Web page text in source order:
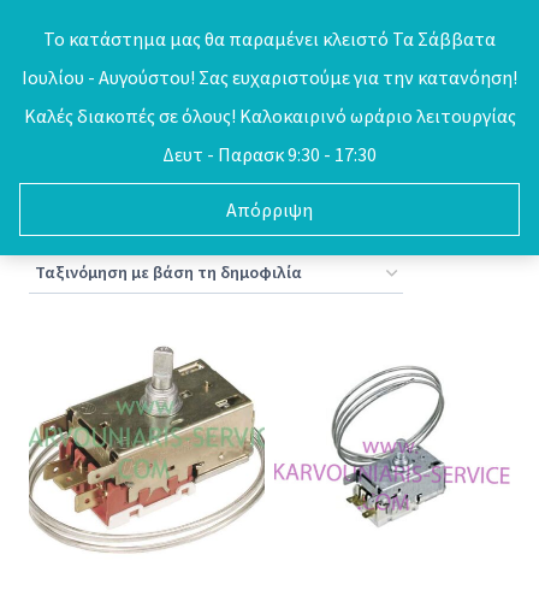
Το κατάστημα μας θα παραμένει κλειστό Τα Σάββατα
Ιουλίου - Αυγούστου! Σας ευχαριστούμε για την κατανόηση!
Καλές διακοπές σε όλους! Καλοκαιρινό ωράριο λειτουργίας
Δευτ - Παρασκ 9:30 - 17:30
Απόρριψη
0
Βλέπετε 1–16 από 17 αποτελέσματαSorted
by
popularity